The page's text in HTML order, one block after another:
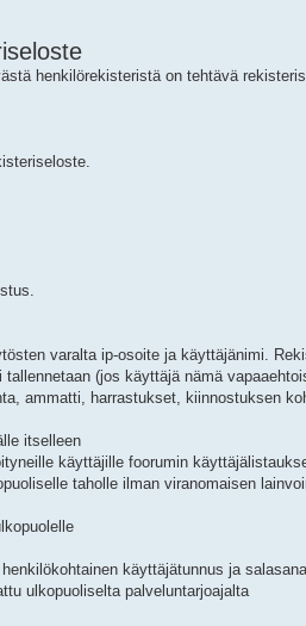
henkilörekisteristä on tehtävä
varalta ip-osoite ja käyttäjänimi.
(jos käyttäjä nämä
ammatti, harrastukset, kiinnostuksen
itselleen
käyttäjille foorumin
taholle ilman viranomaisen
käyttäjätunnus ja salasana
ulkopuoliselta palveluntarjoajalta